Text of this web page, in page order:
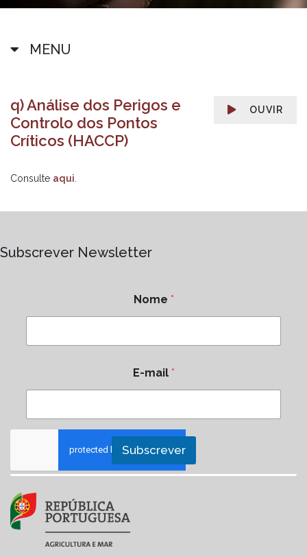
MENU
OUVIR
q) Análise dos Perigos e
Controlo dos Pontos
Críticos (HACCP)
Consulte aqui
Subscrever Newsletter
Nome *
E-mail *
Subscrever